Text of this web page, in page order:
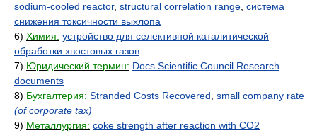
sodium-cooled reactor, structural correlation range система
снижения токсичности выхлопа
6) Химия: устройство для селективной каталитической
обработки хвостовых газов
7) Юридический термин: Docs Scientific Council Research
documents
8) Бухгалтерия: Stranded Costs Recovered small company rate
(of corporate tax)
9) Металлургия: coke strength after reaction with CO2